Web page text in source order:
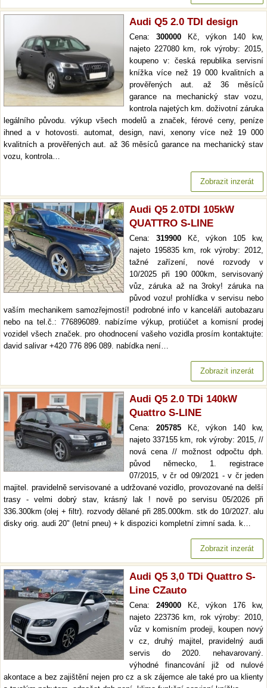
Audi Q5 2.0 TDI design
Cena: 300000Kč, výkon 140 kw,
najeto 227080 km, rok výroby: 2015,
koupeno v: česká republika servisní
knížka více než 19 000 kvalitních a
prověřených aut. až 36 měsíců
garance na mechanický stav vozu,
kontrola najetých km. doživotní záruka
legálního původu. výkup všech modelů a značek, férové ceny, peníze
ihned a v hotovosti. automat, design, navi, xenony více než 19 000
kvalitních a prověřených aut. až 36 měsíců garance na mechanický stav
vozu, kontrola…
Zobrazit inzerát
Audi Q5 2.0TDI 105kW
QUATTRO S-LINE
Cena: 319900Kč, výkon 105 kw,
najeto 195835 km, rok výroby: 2012,
tažné zařízení, nové rozvody v
10/2025 při 190 000km, servisovaný
vůz, záruka až na 3roky! záruka na
původ vozu! prohlídka v servisu nebo
vaším mechanikem samozřejmostí! podrobné info v kanceláři autobazaru
nebo na tel.č.: 776896089. nabízíme výkup, protiúčet a komisní prodej
vozidel všech značek. pro ohodnocení vašeho vozidla prosím kontaktujte:
david salivar +420 776 896 089. nabídka není…
Zobrazit inzerát
Audi Q5 2.0 TDi 140kW
Quattro S-LINE
Cena: 205785Kč, výkon 140 kw,
najeto 337155 km, rok výroby: 2015, //
nová cena // možnost odpočtu dph.
původ německo, 1. registrace
07/2015, v čr od 09/2021 - v čr jeden
majitel. pravidelně servisované a udržované vozidlo, provozované na delší
trasy - velmi dobrý stav, krásný lak ! nově po servisu 05/2026 při
336.300km (olej + filtr). rozvody dělané při 285.000km. stk do 10/2027. alu
disky orig. audi 20" (letní pneu) + k dispozici kompletní zimní sada. k…
Zobrazit inzerát
Audi Q5 3,0 TDi Quattro S-
Line CZauto
Cena: 249000Kč, výkon 176 kw,
najeto 223736 km, rok výroby: 2010,
vůz v komisním prodeji, koupen nový
v cz, druhý majitel, pravidelný audi
servis do 2020. nehavarovaný.
výhodné financování již od nulové
akontace a bez zajištění nejen pro cz a sk zájemce ale také pro ua klienty